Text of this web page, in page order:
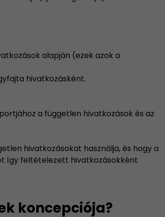
alapján (ezek azok a
hivatkozásként.
a független hivatkozások és az
hivatkozásokat használja, és hogy a
így feltételezett hivatkozásokként
koncepciója?